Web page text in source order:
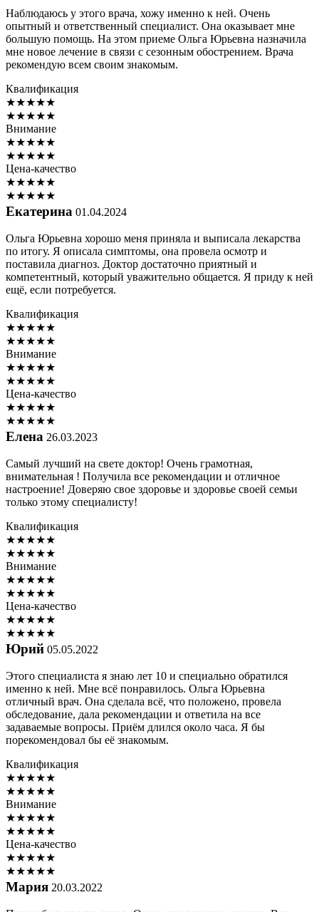
Наблюдаюсь у этого врача, хожу именно к ней. Очень
опытный и ответственный специалист. Она оказывает мне
большую помощь. На этом приеме Ольга Юрьевна назначила
мне новое лечение в связи с сезонным обострением. Врача
рекомендую всем своим знакомым.
Квалификация
★★★★★
★★★★★
Внимание
★★★★★
★★★★★
Цена-качество
★★★★★
★★★★★
Екатерина 01.04.2024
Ольга Юрьевна хорошо меня приняла и выписала лекарства
по итогу. Я описала симптомы, она провела осмотр и
поставила диагноз. Доктор достаточно приятный и
компетентный, который уважительно общается. Я приду к ней
ещё, если потребуется.
Квалификация
★★★★★
★★★★★
Внимание
★★★★★
★★★★★
Цена-качество
★★★★★
★★★★★
Елена 26.03.2023
Самый лучший на свете доктор! Очень грамотная,
внимательная ! Получила все рекомендации и отличное
настроение! Доверяю свое здоровье и здоровье своей семьи
только этому специалисту!
Квалификация
★★★★★
★★★★★
Внимание
★★★★★
★★★★★
Цена-качество
★★★★★
★★★★★
Юрий 05.05.2022
Этого специалиста я знаю лет 10 и специально обратился
именно к ней. Мне всё понравилось. Ольга Юрьевна
отличный врач. Она сделала всё, что положено, провела
обследование, дала рекомендации и ответила на все
задаваемые вопросы. Приём длился около часа. Я бы
порекомендовал бы её знакомым.
Квалификация
★★★★★
★★★★★
Внимание
★★★★★
★★★★★
Цена-качество
★★★★★
★★★★★
Мария 20.03.2022